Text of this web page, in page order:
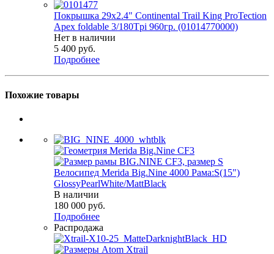
Покрышка 29x2.4" Continental Trail King ProTection
Apex foldable 3/180Tpi 960гр. (01014770000)
Нет в наличии
5 400 руб.
Подробнее
Похожие товары
Велосипед Merida Big.Nine 4000 Рама:S(15")
GlossyPearlWhite/MattBlack
В наличии
180 000 руб.
Подробнее
Распродажа